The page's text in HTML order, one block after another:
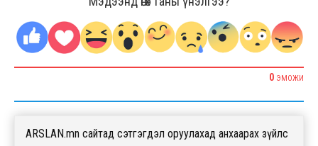
0 ЭМОЖИ
ARSLAN.mn сайтад сэтгэгдэл оруулахад анхаарах зүйлс